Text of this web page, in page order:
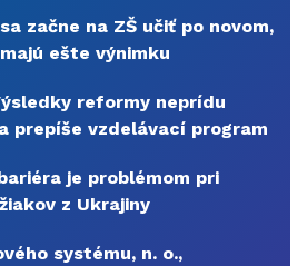
začne na ZŠ učiť po novom,
ešte výnimku
reformy neprídu
prepíše vzdelávací program
je problémom pri
z Ukrajiny
systému, n. o.,